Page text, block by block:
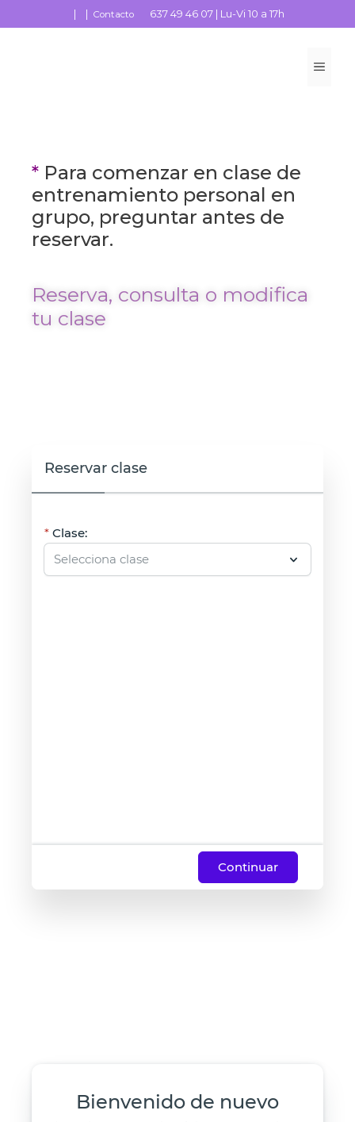
| | Contacto 637 49 46 07 | Lu-Vi 10 a 17h
* Para comenzar en clase de
entrenamiento personal en
grupo, preguntar antes de
reservar.
Reserva, consulta o modifica
tu clase
Reservar clase
Clase:
Continuar
Bienvenido de nuevo